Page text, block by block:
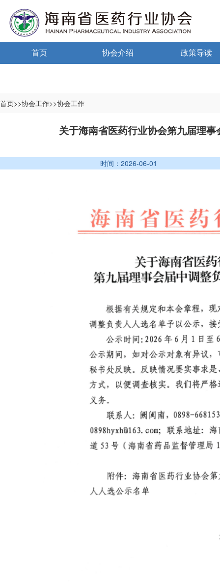
首页 协会介绍
协会组织机构
登记信息
会费制度
会员名单
调解规则
政策导读
首页>>协会工作>>协会工作
关于海南省医药行业协会第九届理
时间：2026-06-01